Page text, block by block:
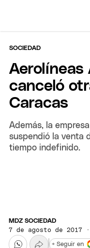
SOCIEDAD
Aerolíneas
canceló
Caracas
Además, la
suspendió la venta
tiempo indefinido.
MDZ SOCIEDAD
7 de agosto de 2017
+ Seguir en